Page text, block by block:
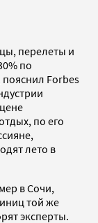
перелеты и
по
Forbes
по его
лето в
в Сочи,
той же
эксперты.